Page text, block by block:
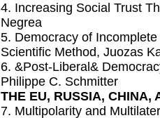
4. Increasing Social Trust
Negrea
5. Democracy of
Scientific Method, Juozas
6. &Post-Liberal&
Philippe C. Schmitter
THE EU, RUSSIA, CHINA,
7. Multipolarity and